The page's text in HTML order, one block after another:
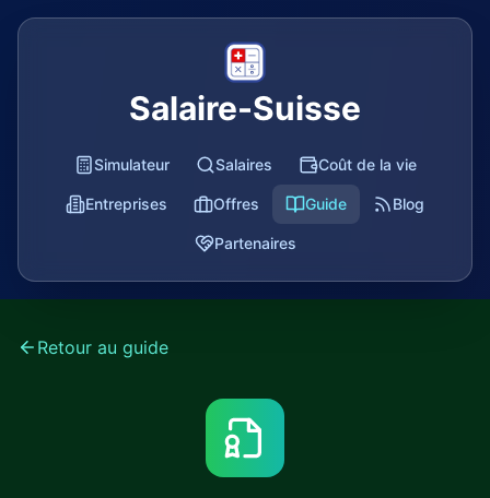
Salaire-Suisse
Simulateur Salaires Coût de la vie
Entreprises Offres Guide Blog
Partenaires
Retour au guide